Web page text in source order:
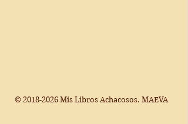
© 2018-2026 Mis Libros Achacosos. MAEVA